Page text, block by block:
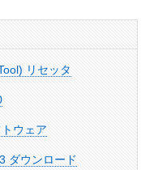
リセッタ
ウェア
ダウンロード